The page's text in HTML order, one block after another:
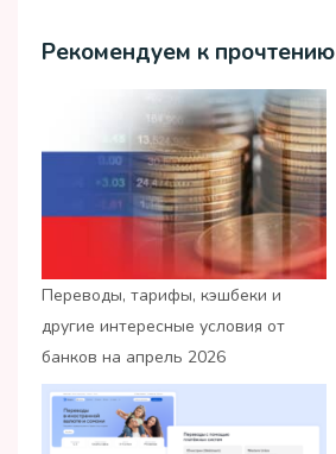
Рекомендуем к прочтению
Переводы, тарифы, кэшбеки и
другие интересные условия от
банков на апрель 2026